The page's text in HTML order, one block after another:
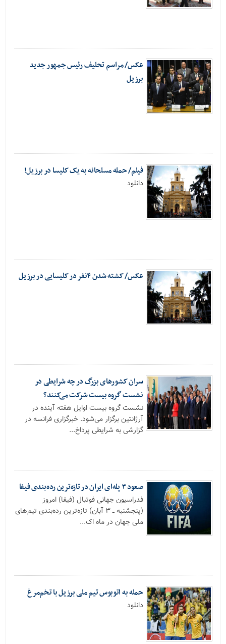
عکس/ مراسم تحلیف رئیس جمهور جدید
برزیل‎
فیلم/ حمله مسلحانه به یک کلیسا در برزیل!
دانلود
عکس/ کشته شدن ۴‌نفر در کلیسایی در برزیل
سران کشور‌های بزرگ در چه شرایطی در
نشست گروه بیست شرکت می‌کنند؟
نشست گروه بیست اوایل هفته آینده در
آرژانتین برگزار می‌شود. خبرگزاری فرانسه در
گزارشی به شرایطی پرداخ...
صعود ۳ پله‌ای ایران در تازه‌ترین رده‌بندی فیفا
فدراسیون جهانی فوتبال (فیفا) امروز
(پنجشنبه ــ ۳ آبان) تازه‌ترین رده‌بندی تیم‌های
ملی جهان در ماه اک...
حمله به اتوبوس تیم ملی برزیل با تخم‌مرغ
دانلود